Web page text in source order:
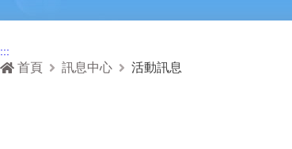
:::
首頁 訊息中心 活動訊息